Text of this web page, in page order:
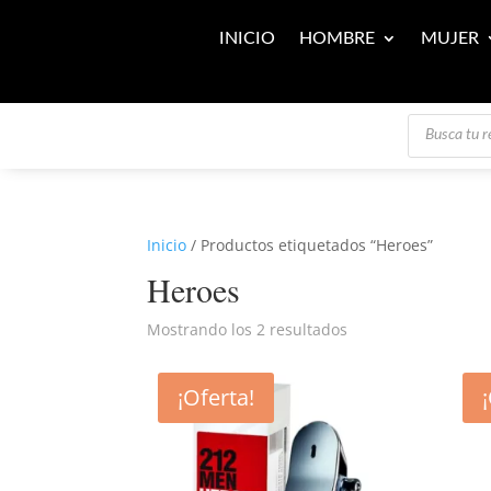
INICIO HOMBRE MUJER
Búsqueda
productos
Inicio / Productos etiquetados “Heroes”
Heroes
Mostrando los 2 resultados
¡Oferta!